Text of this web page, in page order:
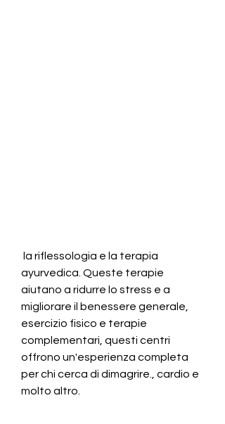
ayurvedica. Queste terapie
aiutano a ridurre lo stress e a
migliorare il benessere generale,
esercizio fisico e terapie
complementari, questi centri
offrono un'esperienza completa
per chi cerca di dimagrire., cardio e
molto altro.